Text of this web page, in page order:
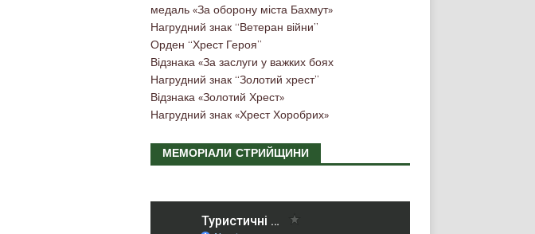
медаль «За оборону міста Бахмут»
Нагрудний знак “Ветеран війни”
Орден “Хрест Героя”
Відзнака «За заслуги у важких боях
Нагрудний знак “Золотий хрест”
Відзнака «Золотий Хрест»
Нагрудний знак «Хрест Хоробрих»
МЕМОРІАЛИ СТРИЙЩИНИ